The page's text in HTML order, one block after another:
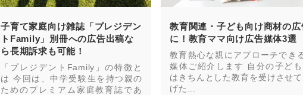
子育て家庭向け雑誌「プレジデン
トFamily」別冊への広告出稿な
ら長期訴求も可能！
「プレジデントFamily」の特徴と
は 今回は、中学受験生を持つ親の
ためのプレミアム家庭教育誌であ
教育関連・子ども向け商材の広
に！教育ママ向け広告媒体3選
教育熱心な親にアプローチでき
媒体ご紹介します 自分の子ども
はきちんとした教育を受けさせて
げた...